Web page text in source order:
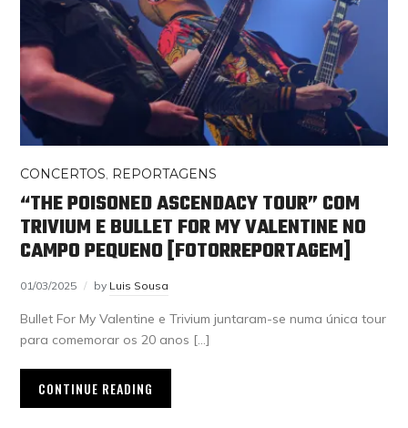
CONCERTOS, REPORTAGENS
“THE POISONED ASCENDACY TOUR” COM
TRIVIUM E BULLET FOR MY VALENTINE NO
CAMPO PEQUENO [FOTORREPORTAGEM]
01/03/2025 by Luis Sousa
Bullet For My Valentine e Trivium juntaram-se numa única tour
para comemorar os 20 anos […]
CONTINUE READING